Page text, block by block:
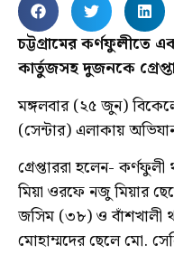
চট্টগ্রামের কর্ণফুলীতে
কার্তুজসহ দুজনকে
মঙ্গলবার (২৫ জুন)
(সেন্টার) এলাকায়
গ্রেপ্তাররা হলেন-
মিয়া ওরফে নজু মিয়ার
জসিম (৩৮) ও বাঁশখালী
মোহাম্মদের ছেলে মো.